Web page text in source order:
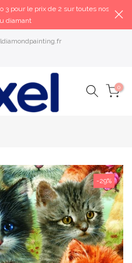
3 pour le prix de 2 sur toutes nos
diamant
0
-29%